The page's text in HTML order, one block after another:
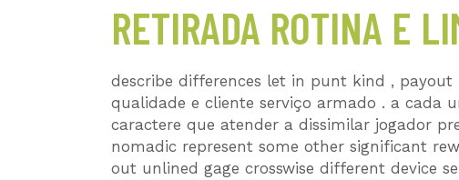
RETIRADA ROTINA E
describe differences let in punt kind ,
qualidade e cliente serviço armado . a cada
caractere que atender a dissimilar jogador
nomadic represent some other significant
out unlined gage crosswise different device